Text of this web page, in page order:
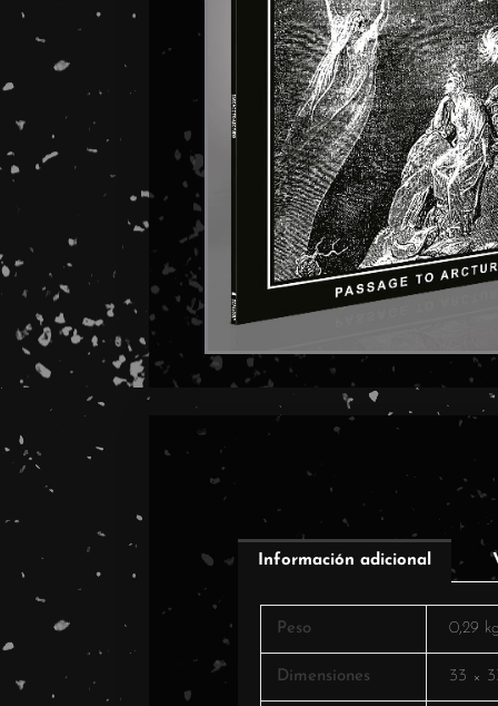
Información adicional
Peso 0,29 kg
Dimensiones 33 ×